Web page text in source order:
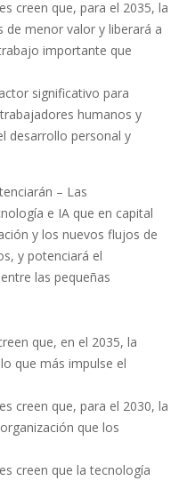
creen que, para el 2035, la
menor valor y liberará a
importante que
significativo para
humanos y
desarrollo personal y
– Las
e IA que en capital
y los nuevos flujos de
y potenciará el
las pequeñas
que, en el 2035, la
que más impulse el
creen que, para el 2030, la
que los
creen que la tecnología